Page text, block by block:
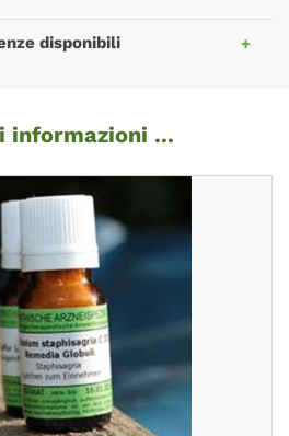
disponibili
informazioni ...